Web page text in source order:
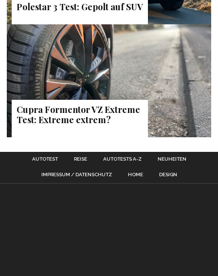
Polestar 3 Test: Gepolt auf SUV
Cupra Formentor VZ Extreme
Test: Extreme extrem?
AUTOTEST REISE AUTOTESTS A-Z NEUHEITEN
IMPRESSUM / DATENSCHUTZ HOME DESIGN